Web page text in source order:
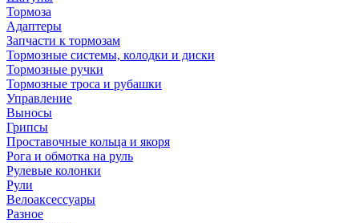
Тормоза
Адаптеры
Запчасти к тормозам
Тормозные системы, колодки и диски
Тормозные ручки
Тормозные троса и рубашки
Управление
Выносы
Грипсы
Проставочные кольца и якоря
Рога и обмотка на руль
Рулевые колонки
Рули
Велоаксессуары
Разное